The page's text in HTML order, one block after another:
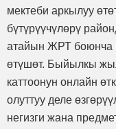
мектеби аркылуу
бүтүрүүчүлөрү
атайын ЖРТ боюнча
өтүшөт. Быйылкы
каттоонун онлайн
олуттуу деле
негизги жана